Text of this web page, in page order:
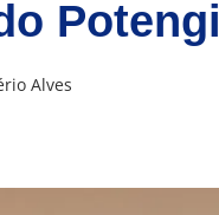
Potengi